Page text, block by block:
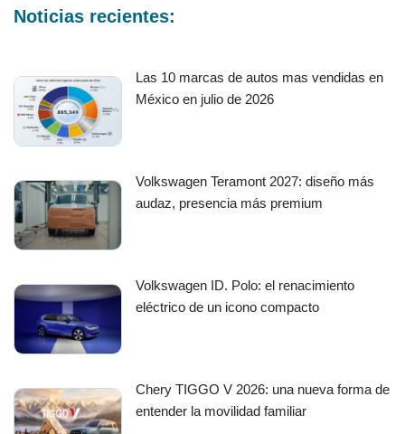
Noticias recientes:
Las 10 marcas de autos mas vendidas en
México en julio de 2026
Volkswagen Teramont 2027: diseño más
audaz, presencia más premium
Volkswagen ID. Polo: el renacimiento
eléctrico de un icono compacto
Chery TIGGO V 2026: una nueva forma de
entender la movilidad familiar